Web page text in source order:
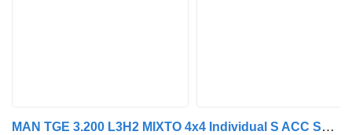
MAN TGE 3.200 L3H2 MIXTO 4x4 Individual S ACC STHZ